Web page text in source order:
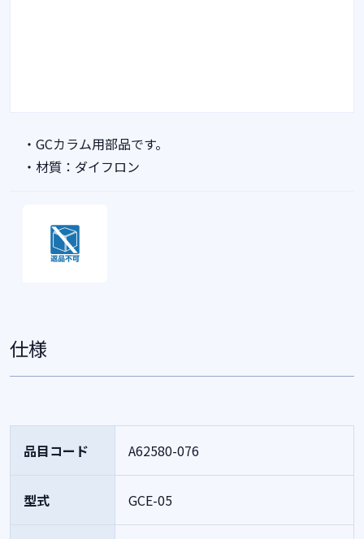
・GCカラム用部品です。
・材質：ダイフロン
仕様
品目コード A62580-076
型式 GCE-05